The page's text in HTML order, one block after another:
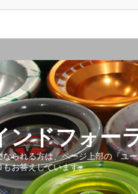
ンドフォー
られる方は、ページ上部の『ユ
もお答えしています。